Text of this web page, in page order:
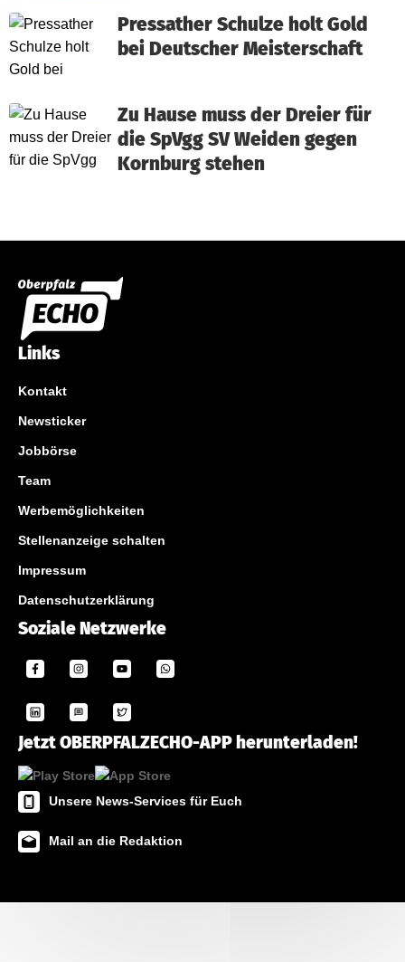
Pressather Schulze holt Gold
bei Deutscher Meisterschaft
Zu Hause muss der Dreier für
die SpVgg SV Weiden gegen
Kornburg stehen
Links
Kontakt
Newsticker
Jobbörse
Team
Werbemöglichkeiten
Stellenanzeige schalten
Impressum
Datenschutzerklärung
Soziale Netzwerke
Jetzt OBERPFALZECHO-APP herunterladen!
Unsere News-Services für Euch
Mail an die Redaktion